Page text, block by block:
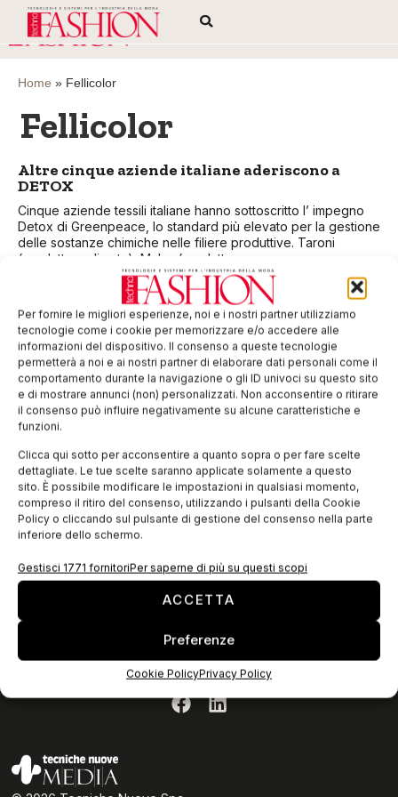
Per fornire le migliori esperienze, noi e i nostri partner utilizziamo
tecnologie come i cookie per memorizzare e/o accedere alle
informazioni del dispositivo. Il consenso a queste tecnologie
permetterà a noi e ai nostri partner di elaborare dati personali come il
comportamento durante la navigazione o gli ID univoci su questo sito
e di mostrare annunci (non) personalizzati. Non acconsentire o ritirare
il consenso può influire negativamente su alcune caratteristiche e
funzioni.
Clicca qui sotto per acconsentire a quanto sopra o per fare scelte
dettagliate. Le tue scelte saranno applicate solamente a questo
sito. È possibile modificare le impostazioni in qualsiasi momento,
compreso il ritiro del consenso, utilizzando i pulsanti della Cookie
Policy o cliccando sul pulsante di gestione del consenso nella parte
inferiore dello schermo.
Gestisci 1771 fornitoriPer saperne di più su questi scopi
ACCETTA
Preferenze
Cookie PolicyPrivacy Policy
Home » Fellicolor
Fellicolor
Altre cinque aziende italiane aderiscono a
DETOX
Cinque aziende tessili italiane hanno sottoscritto l’ impegno
Detox di Greenpeace, lo standard più elevato per la gestione
delle sostanze chimiche nelle filiere produttive. Taroni
(produttore di seta), Mabo (produttore
EDICOLA WEB
Privacy Policy
Cookie Policy